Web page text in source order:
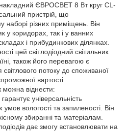
накладний ЄВРОСВЕТ 8 Вт круг CL-
пристрій, що
наборі різних приміщень. Він
у коридорах, так і у ванних
і прибудинкових ділянках.
цей світлодіодний світильник
також його перевагою є
потоку до споживаної
вартості.
віднести:
універсальність
вологості та запиленості. Він
збиранні та матеріалам.
дає змогу встановлювати на